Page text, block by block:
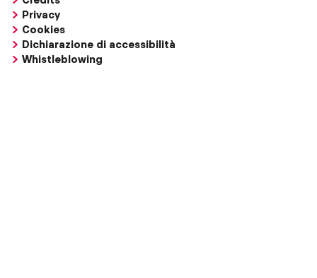
Privacy
Cookies
Dichiarazione di accessibilità
Whistleblowing